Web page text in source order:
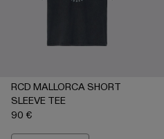
RCD MALLORCA SHORT
SLEEVE TEE
90 €